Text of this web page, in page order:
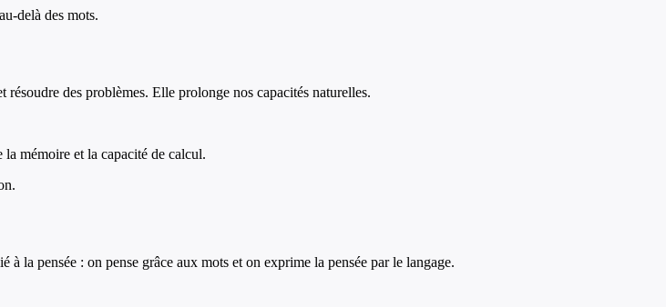
delà des mots.
des problèmes. Elle prolonge nos capacités naturelles.
mémoire et la capacité de calcul.
la pensée : on pense grâce aux mots et on exprime la pensée par le langage.